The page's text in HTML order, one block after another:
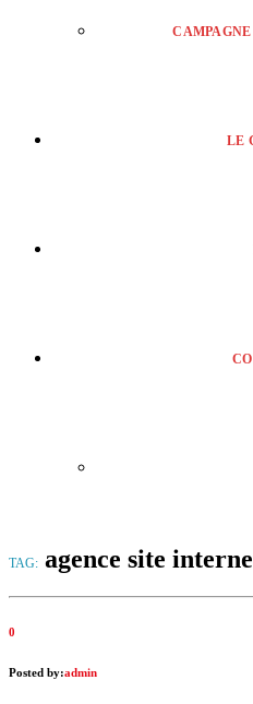
LE
TAG: agence site
0
Posted by:admin